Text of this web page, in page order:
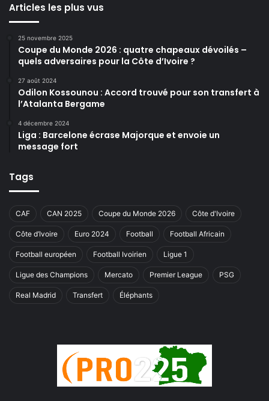
Articles les plus vus
25 novembre 2025
Coupe du Monde 2026 : quatre chapeaux dévoilés –
quels adversaires pour la Côte d’Ivoire ?
27 août 2024
Odilon Kossounou : Accord trouvé pour son transfert à
l’Atalanta Bergame
4 décembre 2024
Liga : Barcelone écrase Majorque et envoie un
message fort
Tags
CAF CAN 2025 Coupe du Monde 2026 Côte d'Ivoire
Côte d’Ivoire Euro 2024 Football Football Africain
Football européen Football Ivoirien Ligue 1
Ligue des Champions Mercato Premier League PSG
Real Madrid Transfert Éléphants